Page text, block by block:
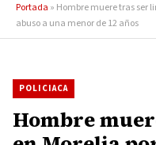
Portada » Hombre muere tras ser
abuso a una menor de 12 años
POLICIACA
Hombre